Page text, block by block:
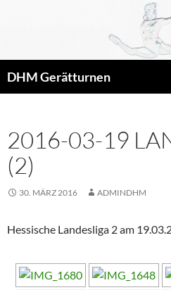
DHM Gerätturnen
2016-03-19
(2)
30. MÄRZ 2016 ADMINDHM
Hessische Landesliga 2 am